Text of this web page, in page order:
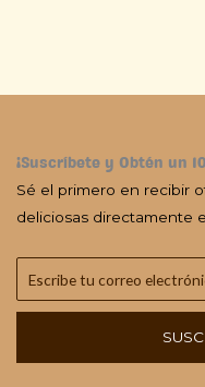
¡Suscríbete y Obtén un
Sé el primero en recibir
deliciosas directamente